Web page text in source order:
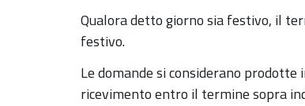
Qualora detto giorno sia festivo, il
festivo.
Le domande si considerano
ricevimento entro il termine sopra